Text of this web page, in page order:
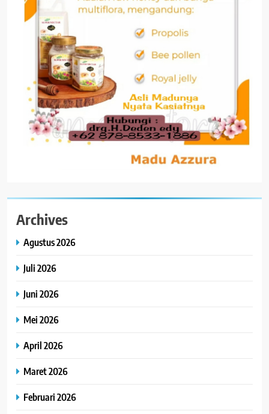
Archives
Agustus 2026
Juli 2026
Juni 2026
Mei 2026
April 2026
Maret 2026
Februari 2026